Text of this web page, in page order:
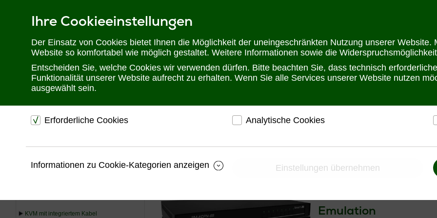
Ihre Cookieeinstellungen
Der Einsatz von Cookies bietet Ihnen die Möglichkeit der uneingeschränkten Nutzung unserer
Website so komfortabel wie möglich gestaltet. Weitere Informationen sowie die
Entscheiden Sie, welche Cookies wir verwenden dürfen. Bitte beachten Sie, dass technisch
Funktionalität unserer Website aufrecht zu erhalten. Wenn Sie alle Services unserer Website nutzen
ausgewählt sein.
Erforderliche Cookies
Website.
Analytische Cookies
Besucherverhalten kennenzulernen und die Website
Ermöglichen eine Verbesserung des
Informationen zu Cookie-Kategorien anzeigen Einstellungen übernehmen
Telefon: 02302 28 28 30
USV
KVM mit integriertem Kabel
SmartAVI SM-
8-Port Single-Head
Emulation